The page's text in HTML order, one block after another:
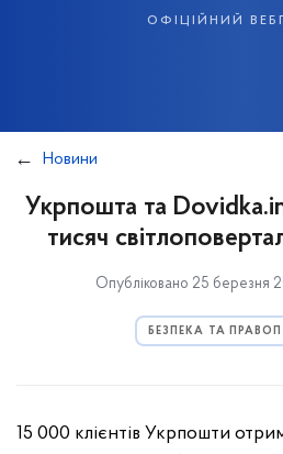
офіційний
Новини
Укрпошта та
тисяч
Опубліковано 25 березня
БЕЗПЕКА ТА
15 000 клієнтів Укрпошти